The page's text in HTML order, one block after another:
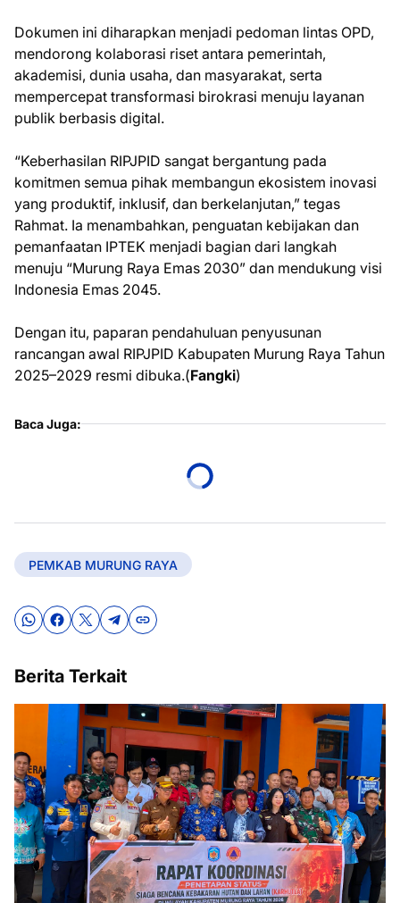
Dokumen ini diharapkan menjadi pedoman lintas OPD,
mendorong kolaborasi riset antara pemerintah,
akademisi, dunia usaha, dan masyarakat, serta
mempercepat transformasi birokrasi menuju layanan
publik berbasis digital.
“Keberhasilan RIPJPID sangat bergantung pada
komitmen semua pihak membangun ekosistem inovasi
yang produktif, inklusif, dan berkelanjutan,” tegas
Rahmat. Ia menambahkan, penguatan kebijakan dan
pemanfaatan IPTEK menjadi bagian dari langkah
menuju “Murung Raya Emas 2030” dan mendukung visi
Indonesia Emas 2045.
Dengan itu, paparan pendahuluan penyusunan
rancangan awal RIPJPID Kabupaten Murung Raya Tahun
2025–2029 resmi dibuka.(Fangki)
Baca Juga:
PEMKAB MURUNG RAYA
Berita Terkait